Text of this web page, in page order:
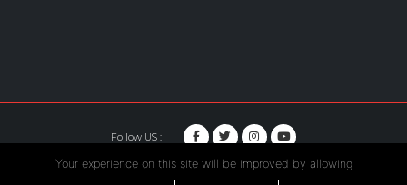
Follow US :
© Copyright 2020. Hutama Karya All Rights Reserved.
Your experience on this site will be improved by allowing